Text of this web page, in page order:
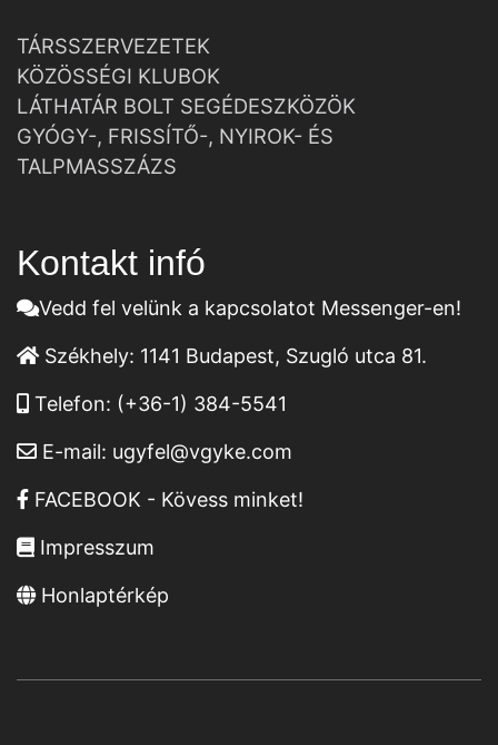
TÁRSSZERVEZETEK
KÖZÖSSÉGI KLUBOK
LÁTHATÁR BOLT SEGÉDESZKÖZÖK
GYÓGY-, FRISSÍTŐ-, NYIROK- ÉS
TALPMASSZÁZS
Kontakt infó
Vedd fel velünk a kapcsolatot Messenger-en!
Székhely: 1141 Budapest, Szugló utca 81.
Telefon: (+36-1) 384-5541
E-mail: ugyfel@vgyke.com
FACEBOOK - Kövess minket!
Impresszum
Honlaptérkép